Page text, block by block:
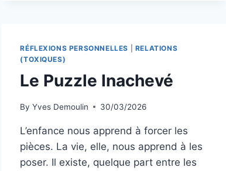
RÉFLEXIONS PERSONNELLES
RELATIONS
(TOXIQUES)
Le Puzzle Inachevé
By Yves Demoulin 30/03/2026
L’enfance nous apprend à forcer les
pièces. La vie, elle, nous apprend à les
poser. Il existe, quelque part entre les